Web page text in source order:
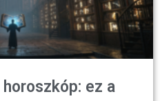
horoszkóp: ez a